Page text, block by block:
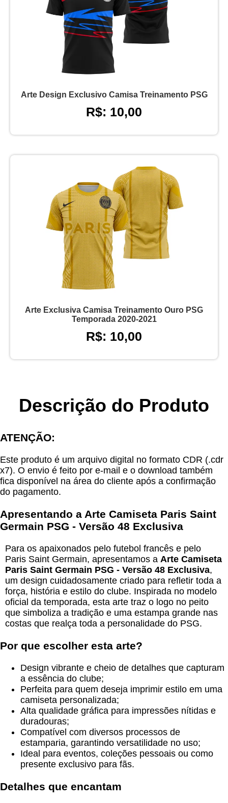
Arte Design Exclusivo Camisa Treinamento PSG
R$: 10,00
Arte Exclusiva Camisa Treinamento Ouro PSG
Temporada 2020-2021
R$: 10,00
Descrição do Produto
ATENÇÃO:
Este produto é um arquivo digital no formato CDR (.cdr
x7). O envio é feito por e-mail e o download também
fica disponível na área do cliente após a confirmação
do pagamento.
Apresentando a Arte Camiseta Paris Saint
Germain PSG - Versão 48 Exclusiva
Para os apaixonados pelo futebol francês e pelo
Paris Saint Germain, apresentamos a Arte Camiseta
Paris Saint Germain PSG - Versão 48 Exclusiva,
um design cuidadosamente criado para refletir toda a
força, história e estilo do clube. Inspirada no modelo
oficial da temporada, esta arte traz o logo no peito
que simboliza a tradição e uma estampa grande nas
costas que realça toda a personalidade do PSG.
Por que escolher esta arte?
Design vibrante e cheio de detalhes que capturam
a essência do clube;
Perfeita para quem deseja imprimir estilo em uma
camiseta personalizada;
Alta qualidade gráfica para impressões nítidas e
duradouras;
Compatível com diversos processos de
estamparia, garantindo versatilidade no uso;
Ideal para eventos, coleções pessoais ou como
presente exclusivo para fãs.
Detalhes que encantam